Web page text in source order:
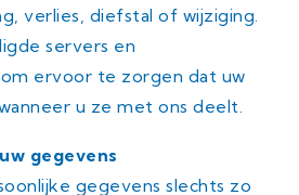
verlies, diefstal of wijziging.
servers en
ervoor te zorgen dat uw
u ze met ons deelt.
gegevens
gegevens slechts zo